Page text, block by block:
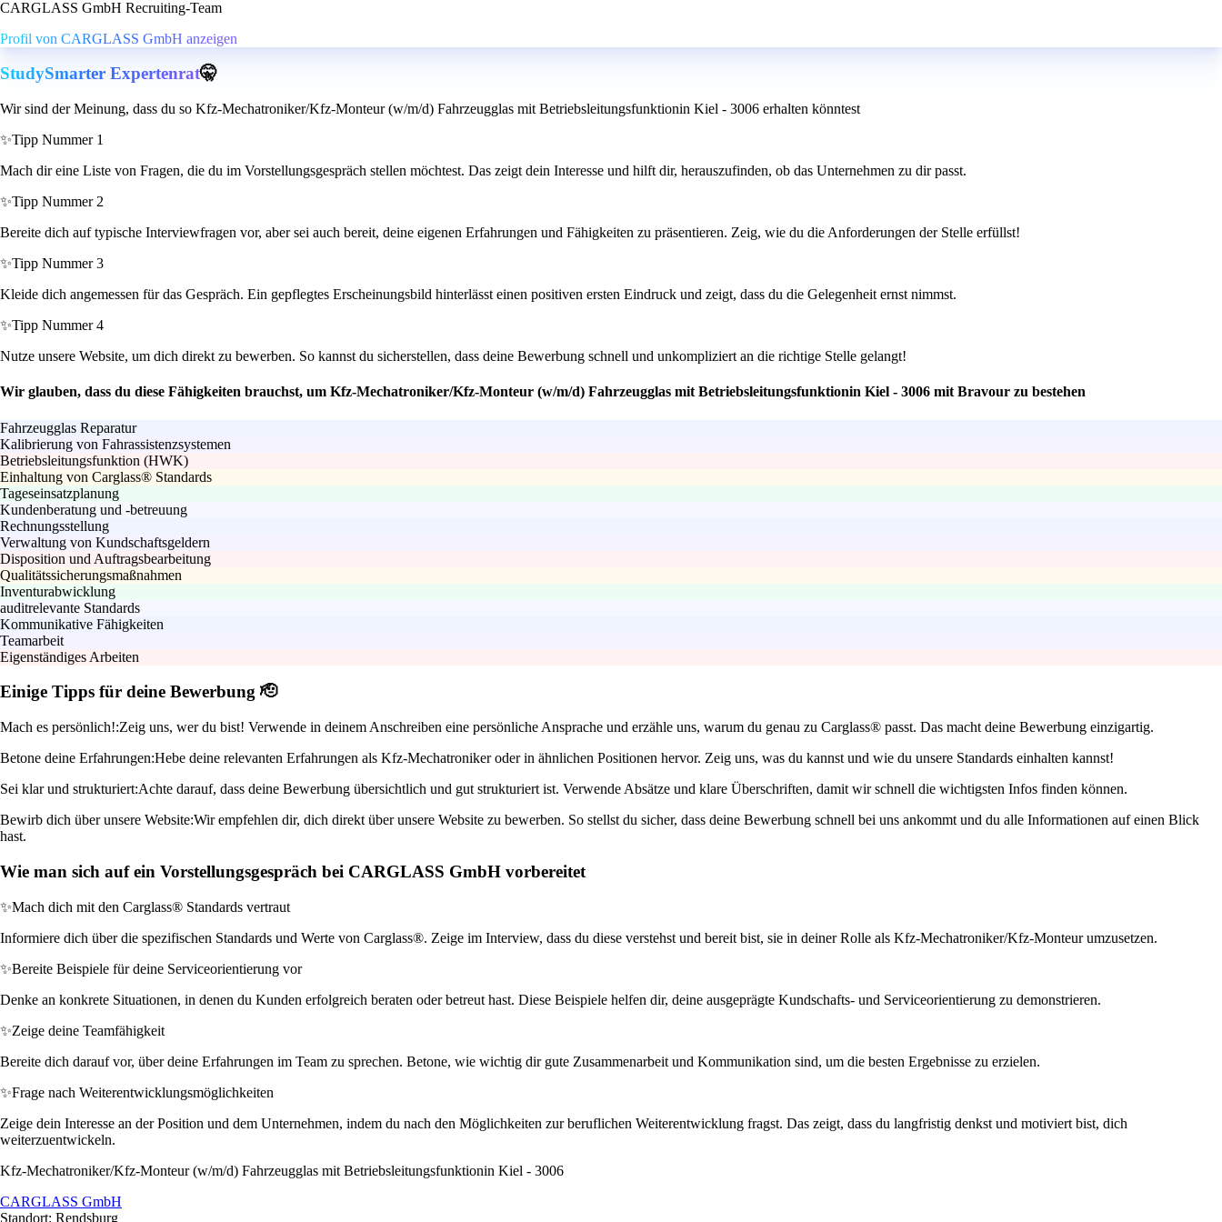
CARGLASS GmbH Recruiting-Team
Profil von CARGLASS GmbH anzeigen
StudySmarter Expertenrat🤫
Wir sind der Meinung, dass du so Kfz-Mechatroniker/Kfz-Monteur (w/m/d) Fahrzeugglas mit Betriebsleitungsfunktionin Kiel - 3006 erhalten könntest
✨Tipp Nummer 1
Mach dir eine Liste von Fragen, die du im Vorstellungsgespräch stellen möchtest. Das zeigt dein Interesse und hilft dir, herauszufinden, ob das Unternehmen zu dir passt.
✨Tipp Nummer 2
Bereite dich auf typische Interviewfragen vor, aber sei auch bereit, deine eigenen Erfahrungen und Fähigkeiten zu präsentieren. Zeig, wie du die Anforderungen der Stelle erfüllst!
✨Tipp Nummer 3
Kleide dich angemessen für das Gespräch. Ein gepflegtes Erscheinungsbild hinterlässt einen positiven ersten Eindruck und zeigt, dass du die Gelegenheit ernst nimmst.
✨Tipp Nummer 4
Nutze unsere Website, um dich direkt zu bewerben. So kannst du sicherstellen, dass deine Bewerbung schnell und unkompliziert an die richtige Stelle gelangt!
Wir glauben, dass du diese Fähigkeiten brauchst, um Kfz-Mechatroniker/Kfz-Monteur (w/m/d) Fahrzeugglas mit Betriebsleitungsfunktionin Kiel - 3006 mit Bravour zu bestehen
Fahrzeugglas Reparatur
Kalibrierung von Fahrassistenzsystemen
Betriebsleitungsfunktion (HWK)
Einhaltung von Carglass® Standards
Tageseinsatzplanung
Kundenberatung und -betreuung
Rechnungsstellung
Verwaltung von Kundschaftsgeldern
Disposition und Auftragsbearbeitung
Qualitätssicherungsmaßnahmen
Inventurabwicklung
auditrelevante Standards
Kommunikative Fähigkeiten
Teamarbeit
Eigenständiges Arbeiten
Einige Tipps für deine Bewerbung 🫡
Mach es persönlich!:Zeig uns, wer du bist! Verwende in deinem Anschreiben eine persönliche Ansprache und erzähle uns, warum du genau zu Carglass® passt. Das macht deine Bewerbung einzigartig.
Betone deine Erfahrungen:Hebe deine relevanten Erfahrungen als Kfz-Mechatroniker oder in ähnlichen Positionen hervor. Zeig uns, was du kannst und wie du unsere Standards einhalten kannst!
Sei klar und strukturiert:Achte darauf, dass deine Bewerbung übersichtlich und gut strukturiert ist. Verwende Absätze und klare Überschriften, damit wir schnell die wichtigsten Infos finden können.
Bewirb dich über unsere Website:Wir empfehlen dir, dich direkt über unsere Website zu bewerben. So stellst du sicher, dass deine Bewerbung schnell bei uns ankommt und du alle Informationen auf einen Blick
hast.
Wie man sich auf ein Vorstellungsgespräch bei CARGLASS GmbH vorbereitet
✨Mach dich mit den Carglass® Standards vertraut
Informiere dich über die spezifischen Standards und Werte von Carglass®. Zeige im Interview, dass du diese verstehst und bereit bist, sie in deiner Rolle als Kfz-Mechatroniker/Kfz-Monteur umzusetzen.
✨Bereite Beispiele für deine Serviceorientierung vor
Denke an konkrete Situationen, in denen du Kunden erfolgreich beraten oder betreut hast. Diese Beispiele helfen dir, deine ausgeprägte Kundschafts- und Serviceorientierung zu demonstrieren.
✨Zeige deine Teamfähigkeit
Bereite dich darauf vor, über deine Erfahrungen im Team zu sprechen. Betone, wie wichtig dir gute Zusammenarbeit und Kommunikation sind, um die besten Ergebnisse zu erzielen.
✨Frage nach Weiterentwicklungsmöglichkeiten
Zeige dein Interesse an der Position und dem Unternehmen, indem du nach den Möglichkeiten zur beruflichen Weiterentwicklung fragst. Das zeigt, dass du langfristig denkst und motiviert bist, dich
weiterzuentwickeln.
Kfz-Mechatroniker/Kfz-Monteur (w/m/d) Fahrzeugglas mit Betriebsleitungsfunktionin Kiel - 3006
CARGLASS GmbH
Standort: Rendsburg